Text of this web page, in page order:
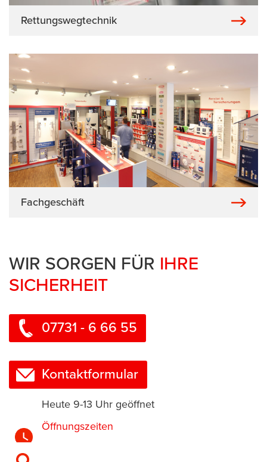
WIR SORGEN FÜR IHRE
SICHERHEIT
07731 - 6 66 55
Kontaktformular
Heute 9-13 Uhr geöffnet
Öffnungszeiten
Rettungswegtechnik
Fachgeschäft